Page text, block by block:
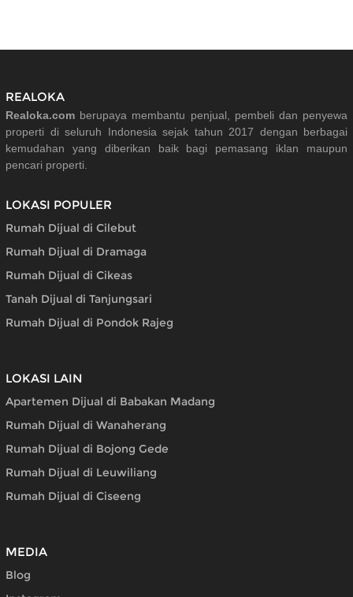
REALOKA
Realoka.com berupaya membantu penjual, pembeli dan penyewa
properti di seluruh Indonesia sejak tahun 2017 dengan berbagai
kemudahan yang diberikan baik bagi pemasang iklan maupun
pencari properti.
LOKASI POPULER
Rumah Dijual di Cilebut
Rumah Dijual di Dramaga
Rumah Dijual di Cikeas
Tanah Dijual di Tanjungsari
Rumah Dijual di Pondok Rajeg
LOKASI LAIN
Apartemen Dijual di Babakan Madang
Rumah Dijual di Wanaherang
Rumah Dijual di Bojong Gede
Rumah Dijual di Leuwiliang
Rumah Dijual di Ciseeng
MEDIA
Blog